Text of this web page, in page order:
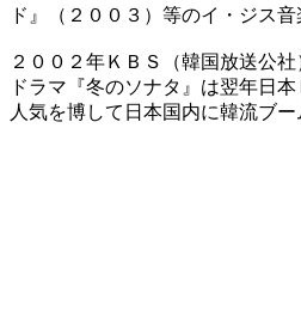
ド』（２００３）等のイ・ジス音
２００２年ＫＢＳ（韓国放送公
ドラマ『冬のソナタ』は翌年日
人気を博して日本国内に韓流ブー